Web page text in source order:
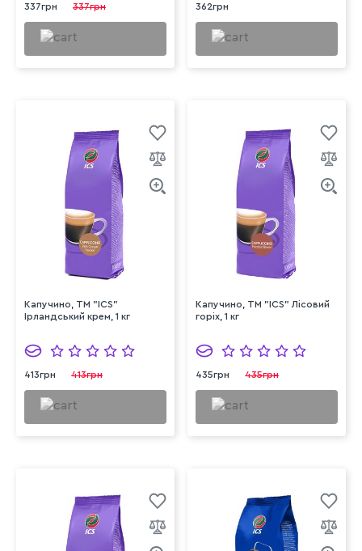
337грн 337грн 362грн
Капучино, ТМ "ICS"
Ірландський крем, 1 кг
413грн 413грн
Капучино, ТМ "ICS" Лісовий
горіх, 1 кг
435грн 435грн